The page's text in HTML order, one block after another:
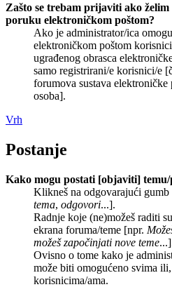
Zašto se trebam prijaviti ako
poruku elektroničkom poštom?
Ako je administrator/ica
elektroničkom poštom
ugrađenog obrasca
samo registrirani/e korisnici/e
forumova sustava elektroničke
osoba].
Vrh
Postanje
Kako mogu postati [objaviti]
Klikneš na odgovarajući
tema, odgovori...].
Radnje koje (ne)možeš raditi
ekrana foruma/teme [npr.
možeš započinjati nove teme
Ovisno o tome kako je
može biti omogućeno svima
korisnicima/ama.